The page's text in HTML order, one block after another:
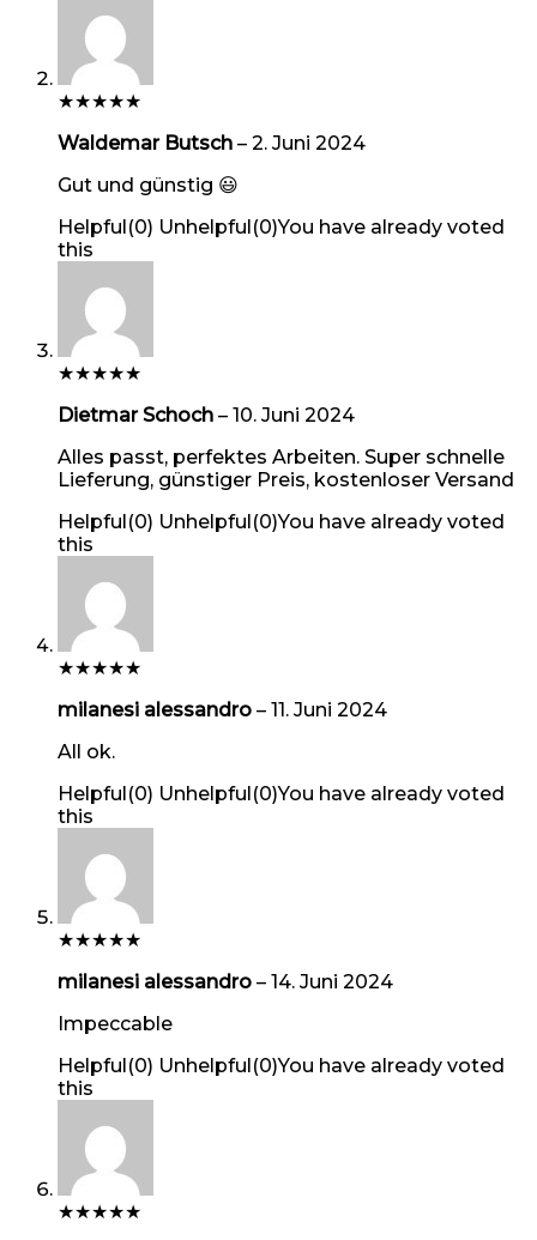
★★★★★
Waldemar Butsch – 2. Juni 2024
Gut und günstig 😃
Helpful(0) Unhelpful(0)You have already voted
this
★★★★★
Dietmar Schoch – 10. Juni 2024
Alles passt, perfektes Arbeiten. Super schnelle
Lieferung, günstiger Preis, kostenloser Versand
Helpful(0) Unhelpful(0)You have already voted
this
★★★★★
milanesi alessandro – 11. Juni 2024
All ok.
Helpful(0) Unhelpful(0)You have already voted
this
★★★★★
milanesi alessandro – 14. Juni 2024
Impeccable
Helpful(0) Unhelpful(0)You have already voted
this
★★★★★